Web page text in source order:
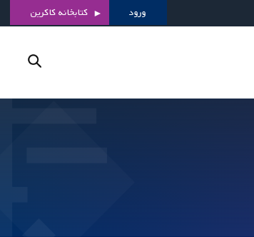
ورود کتابخانه کاکرین